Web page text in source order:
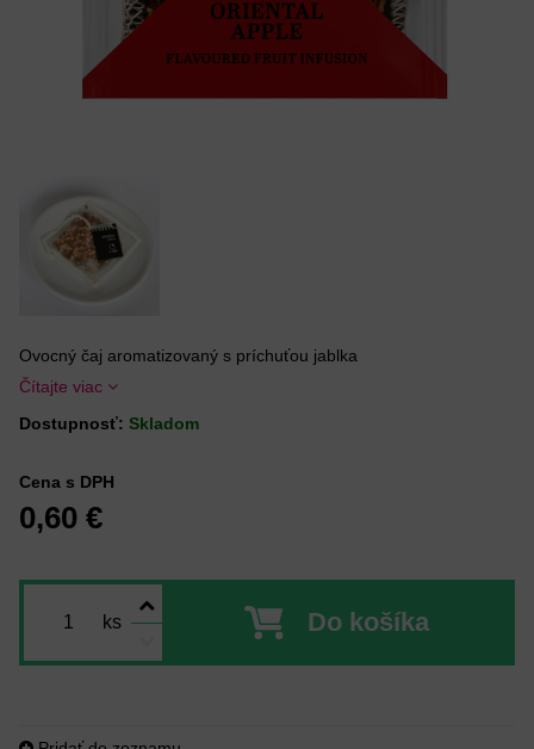
Ovocný čaj aromatizovaný s príchuťou jablka
Čítajte viac
Dostupnosť: Skladom
Cena s DPH
0,60 €
ks Do košíka